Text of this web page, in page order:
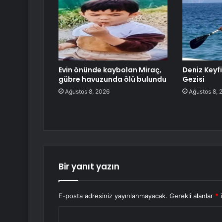
Evin önünde kaybolan Miraç,
gübre havuzunda ölü bulundu
Ağustos 8, 2026
Deniz
Gezisi
Ağustos 8,
Bir yanıt yazın
E-posta adresiniz yayınlanmayacak. Gerekli alanlar *